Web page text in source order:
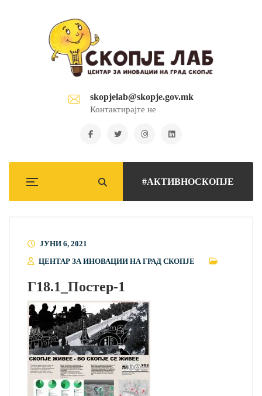
skopjelab@skopje.gov.mk
Контактирајте не
#АКТИВНОСКОПЈЕ
ЈУНИ 6, 2021
ЦЕНТАР ЗА ИНОВАЦИИ НА ГРАД СКОПЈЕ
Г18.1_Постер-1